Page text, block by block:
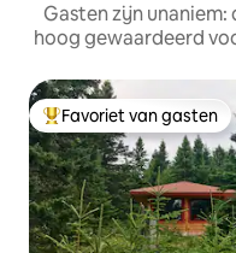
Gasten zijn
hoog gewaardeerd
Topfavoriet van gasten
Favoriet van gasten